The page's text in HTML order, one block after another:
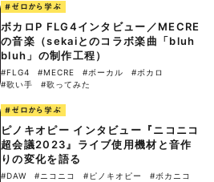
#ゼロから学ぶ
ボカロP FLG4インタビュー／MECRE
の音楽（sekaiとのコラボ楽曲「bluh
bluh」の制作工程）
#FLG4 #MECRE #ボーカル
#ボカロ
#歌い手
#歌ってみた
#ゼロから学ぶ
ピノキオピー インタビュー『ニコニコ
超会議2023』ライブ使用機材と音作
りの変化を語る
#DAW #ニコニコ #ピノキオピー
#ボカニコ